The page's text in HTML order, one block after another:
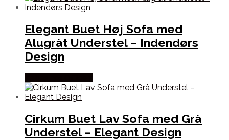
Elegant Buet Høj Sofa med
Alugråt Understel – Indendørs
Design
Cirkum Buet Lav Sofa med Grå
Understel – Elegant Design